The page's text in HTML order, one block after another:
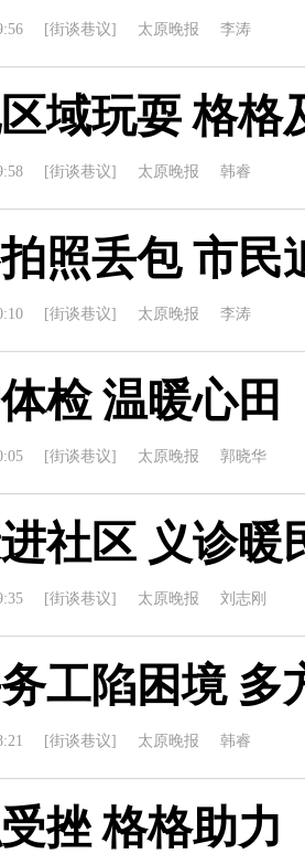
[街谈巷议] 太原晚报 李涛
域玩耍 格格
[街谈巷议] 太原晚报 韩睿
照丢包 市民
[街谈巷议] 太原晚报 李涛
检 温暖心田
[街谈巷议] 太原晚报 郭晓华
社区 义诊暖
[街谈巷议] 太原晚报 刘志刚
工陷困境 多
[街谈巷议] 太原晚报 韩睿
挫 格格助力